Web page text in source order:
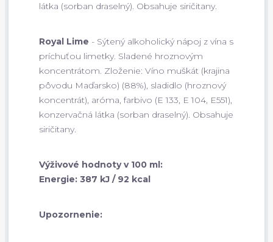
látka (sorban draselný). Obsahuje siričitany.
Royal Lime - Sýtený alkoholický nápoj z vína s
príchuťou limetky. Sladené hroznovým
koncentrátom. Zloženie: Víno muškát (krajina
pôvodu Maďarsko) (88%), sladidlo (hroznový
koncentrát), aróma, farbivo (E 133, E 104, E551),
konzervačná látka (sorban draselný). Obsahuje
siričitany.
Výživové hodnoty v 100 ml:
Energie: 387 kJ / 92 kcal
Upozornenie: